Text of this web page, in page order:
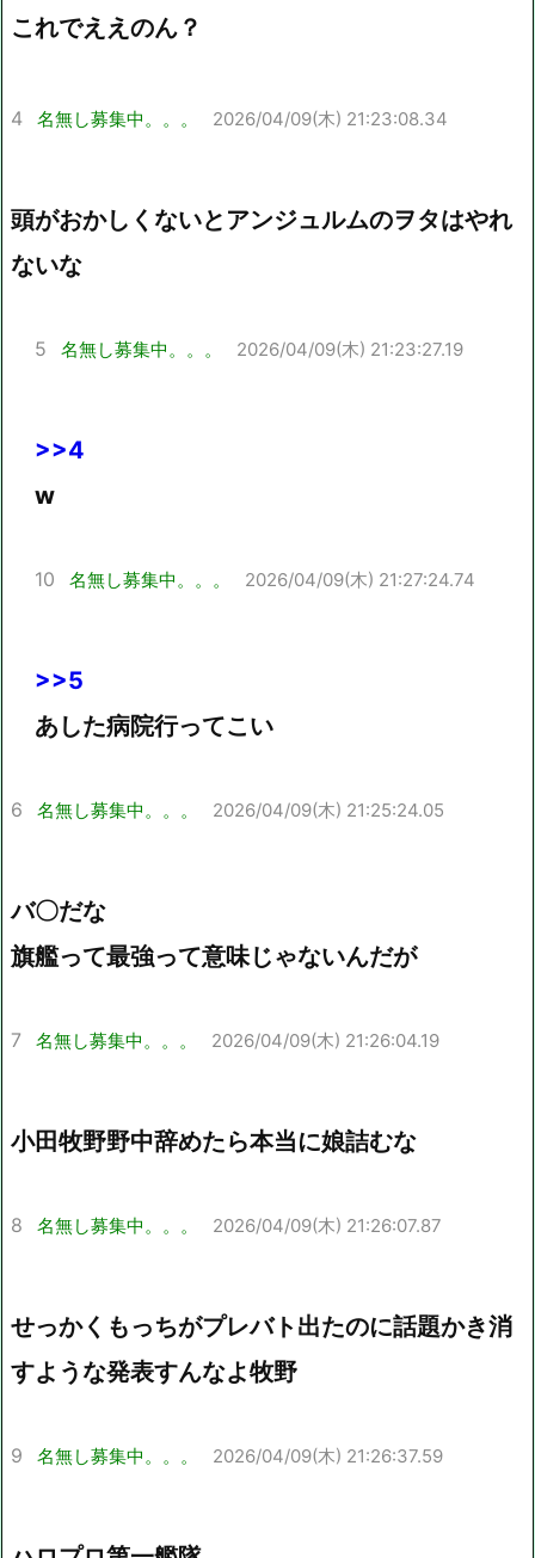
これでええのん？
4 名無し募集中。。。 2026/04/09(木) 21:23:08.34
頭がおかしくないとアンジュルムのヲタはやれ
ないな
5 名無し募集中。。。 2026/04/09(木) 21:23:27.19
>>4
w
10 名無し募集中。。。 2026/04/09(木) 21:27:24.74
>>5
あした病院行ってこい
6 名無し募集中。。。 2026/04/09(木) 21:25:24.05
バ〇だな
旗艦って最強って意味じゃないんだが
7 名無し募集中。。。 2026/04/09(木) 21:26:04.19
小田牧野野中辞めたら本当に娘詰むな
8 名無し募集中。。。 2026/04/09(木) 21:26:07.87
せっかくもっちがプレバト出たのに話題かき消
すような発表すんなよ牧野
9 名無し募集中。。。 2026/04/09(木) 21:26:37.59